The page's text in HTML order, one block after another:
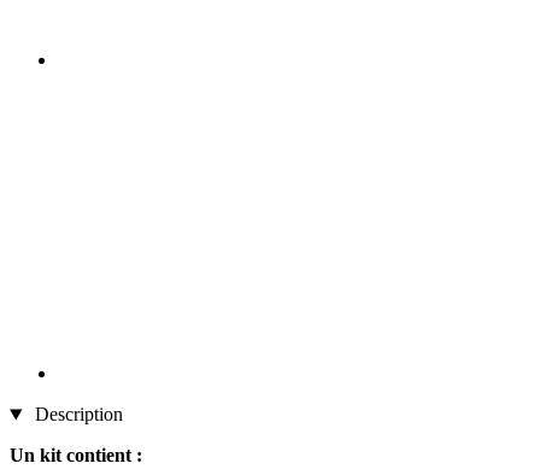
Description
Un kit contient :